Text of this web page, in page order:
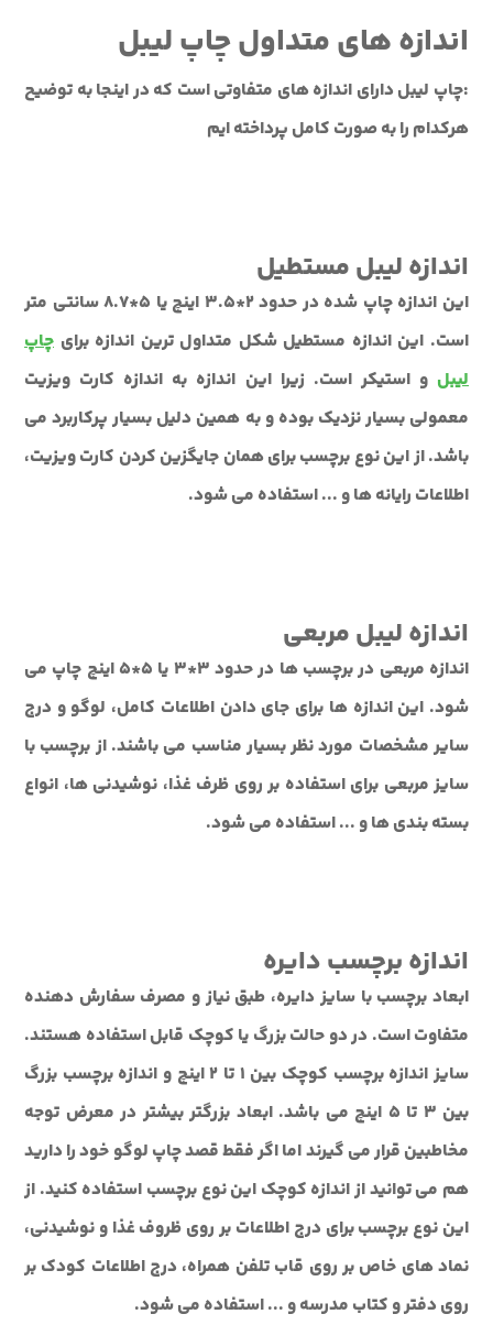
اندازه های متداول چاپ لیبل
:چاپ لیبل دارای اندازه های متفاوتی است که در اینجا به توضیح
هرکدام را به صورت کامل پرداخته ایم
اندازه لیبل مستطیل
این اندازه چاپ شده در حدود 2*3.5 اینچ یا 5*8.7 سانتی متر
است. این اندازه مستطیل شکل متداول ترین اندازه برای چاپ
لیبل و استیکر است. زیرا این اندازه به اندازه کارت ویزیت
معمولی بسیار نزدیک بوده و به همین دلیل بسیار پرکاربرد می
باشد. از این نوع برچسب برای همان جایگزین کردن کارت ویزیت،
اطلاعات رایانه ها و ... استفاده می شود.
اندازه لیبل مربعی
اندازه مربعی در برچسب ها در حدود 3*3 یا 5*5 اینچ چاپ می
شود. این اندازه ها برای جای دادن اطلاعات کامل، لوگو و درج
سایر مشخصات مورد نظر بسیار مناسب می باشند. از برچسب با
سایز مربعی برای استفاده بر روی ظرف غذا، نوشیدنی ها، انواع
بسته بندی ها و ... استفاده می شود.
اندازه برچسب دایره
ابعاد برچسب با سایز دایره، طبق نیاز و مصرف سفارش دهنده
متفاوت است. در دو حالت بزرگ یا کوچک قابل استفاده هستند.
سایز اندازه برچسب کوچک بین 1 تا 2 اینچ و اندازه برچسب بزرگ
بین 3 تا 5 اینچ می باشد. ابعاد بزرگتر بیشتر در معرض توجه
مخاطبین قرار می گیرند اما اگر فقط قصد چاپ لوگو خود را دارید
هم می توانید از اندازه کوچک این نوع برچسب استفاده کنید. از
این نوع برچسب برای درج اطلاعات بر روی ظروف غذا و نوشیدنی،
نماد های خاص بر روی قاب تلفن همراه، درج اطلاعات کودک بر
روی دفتر و کتاب مدرسه و ... استفاده می شود.